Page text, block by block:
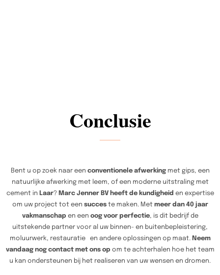
Conclusie
Bent u op zoek naar een conventionele afwerkingmet gips, een
natuurlijke afwerking met leem, of een moderne uitstraling met
cement in Laar? Marc Jenner BV heeft de kundigheid en expertise
om uw project tot een succeste maken. Met meer dan 40 jaar
vakmanschap en een oog voor perfectie, is dit bedrijf de
uitstekende partner voor al uw binnen- en buitenbepleistering,
moluurwerk, restauratie en andere oplossingen op maat. Neem
vandaag nog contact met ons op om te achterhalen hoe het team
u kan ondersteunen bij het realiseren van uw wensen en dromen.